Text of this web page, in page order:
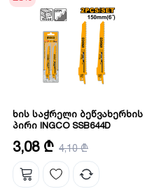
ხის საჭრელი ბეწვახერხის
პირი INGCO SSB644D
ზომა: 150X19X1.25 მმ
3,08 ₾ 4,10 ₾